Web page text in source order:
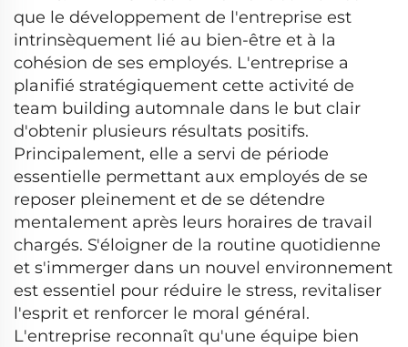
que le développement de l'entreprise est
intrinsèquement lié au bien-être et à la
cohésion de ses employés. L'entreprise a
planifié stratégiquement cette activité de
team building automnale dans le but clair
d'obtenir plusieurs résultats positifs.
Principalement, elle a servi de période
essentielle permettant aux employés de se
reposer pleinement et de se détendre
mentalement après leurs horaires de travail
chargés. S'éloigner de la routine quotidienne
et s'immerger dans un nouvel environnement
est essentiel pour réduire le stress, revitaliser
l'esprit et renforcer le moral général.
L'entreprise reconnaît qu'une équipe bien